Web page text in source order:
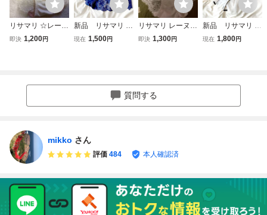
リサマリ ☆レーヌ
レースショーツ フ
即決 1,200円
新品 リサマリ レ
ーヌ フレアショー
現在 1,500円
リサマリ レーヌ
レースショーツ リ
即決 1,300円
新品 リサマリ フ
レアショーツ サイ
現在 1,800円
質問する
mikko さん
評価 484 本人確認済